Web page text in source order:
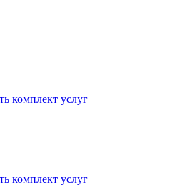
комплект услуг
комплект услуг